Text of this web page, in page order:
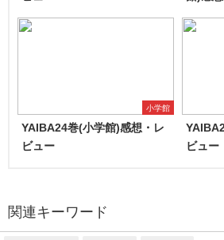
小学館
YAIBA24巻(小学館)感想・レ
ビュー
ビュー
関連キーワード